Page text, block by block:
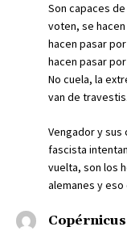
Son capaces
voten, se
hacen pasar
hacen pasar
No cuela, la
van de travestis.
Vengador y sus
fascista
vuelta, son los
alemanes y
Copérnicus